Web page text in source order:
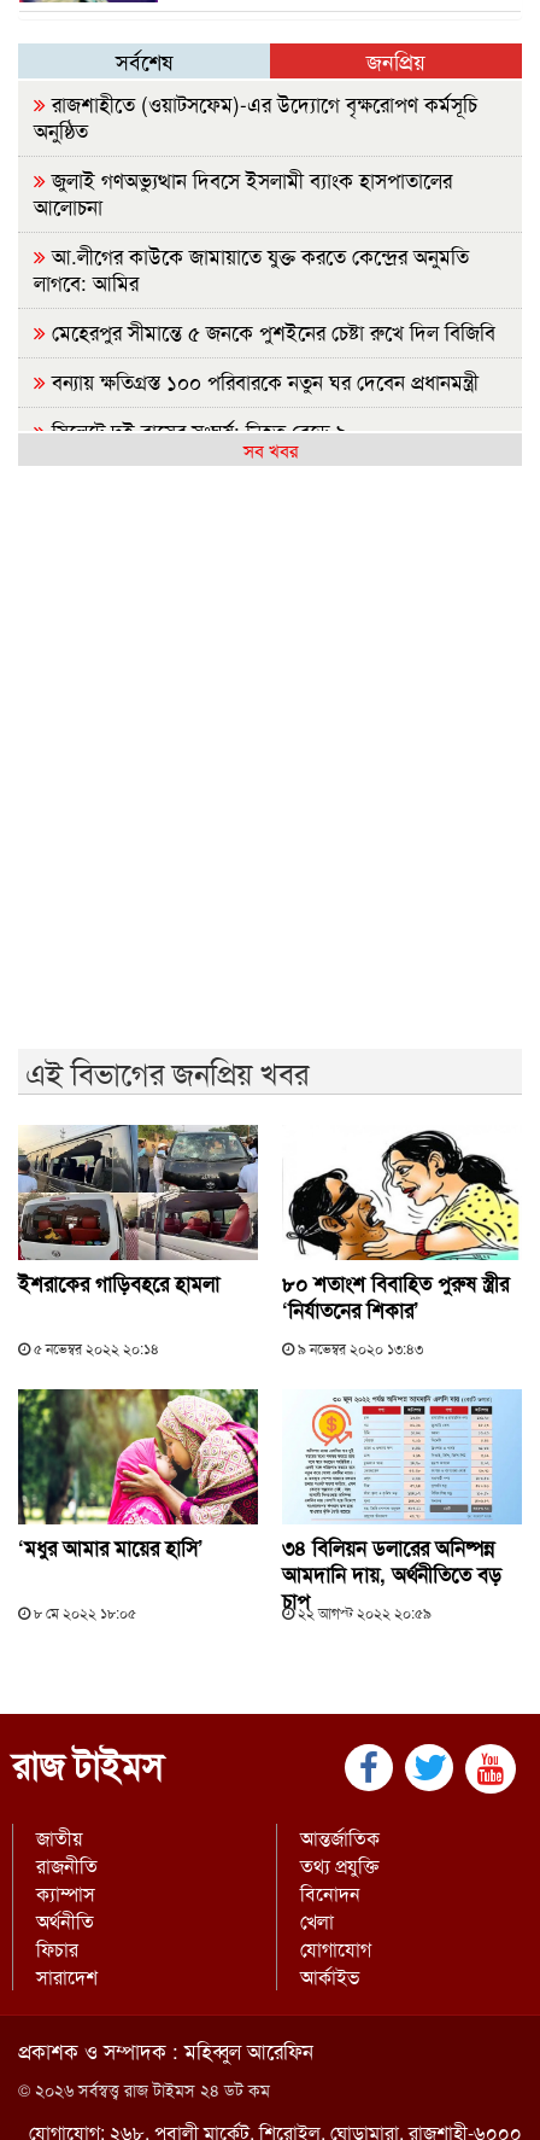
সর্বশেষ জনপ্রিয়
রাজশাহীতে (ওয়াটসফেম)-এর উদ্যোগে বৃক্ষরোপণ কর্মসূচি
অনুষ্ঠিত
জুলাই গণঅভ্যুত্থান দিবসে ইসলামী ব্যাংক হাসপাতালের
আলোচনা
আ.লীগের কাউকে জামায়াতে যুক্ত করতে কেন্দ্রের অনুমতি
লাগবে: আমির
মেহেরপুর সীমান্তে ৫ জনকে পুশইনের চেষ্টা রুখে দিল বিজিবি
বন্যায় ক্ষতিগ্রস্ত ১০০ পরিবারকে নতুন ঘর দেবেন প্রধানমন্ত্রী
সিলেটে দুই বাসের সংঘর্ষ: নিহত বেড়ে ৯
সব খবর
এই বিভাগের জনপ্রিয় খবর
ইশরাকের গাড়িবহরে হামলা
৫ নভেম্বর ২০২২ ২০:১৪
৮০ শতাংশ বিবাহিত পুরুষ স্ত্রীর
‘নির্যাতনের শিকার’
৯ নভেম্বর ২০২০ ১৩:৪৩
‘মধুর আমার মায়ের হাসি’
৮ মে ২০২২ ১৮:০৫
৩৪ বিলিয়ন ডলারের অনিষ্পন্ন
আমদানি দায়, অর্থনীতিতে বড়
চাপ২২ আগস্ট ২০২২ ২০:৫৯
রাজ টাইমস
জাতীয়
রাজনীতি
আন্তর্জাতিক
তথ্য প্রযুক্তি
ক্যাম্পাস
অর্থনীতি
বিনোদন
খেলা
ফিচার
সারাদেশ
যোগাযোগ
আর্কাইভ
প্রকাশক ও সম্পাদক : মহিব্বুল আরেফিন
© ২০২৬ সর্বস্বত্ত্ব রাজ টাইমস ২৪ ডট কম
যোগাযোগ: ২৬৮, পূবালী মার্কেট, শিরোইল, ঘোড়ামারা, রাজশাহী-৬০০০